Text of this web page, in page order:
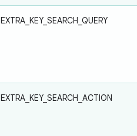
EXTRA_KEY_SEARCH_QUERY
EXTRA_KEY_SEARCH_ACTION